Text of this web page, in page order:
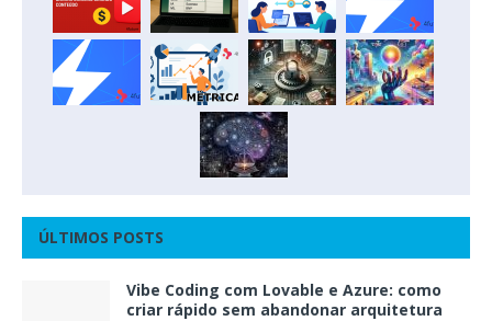
ÚLTIMOS POSTS
Vibe Coding com Lovable e Azure: como
criar rápido sem abandonar arquitetura